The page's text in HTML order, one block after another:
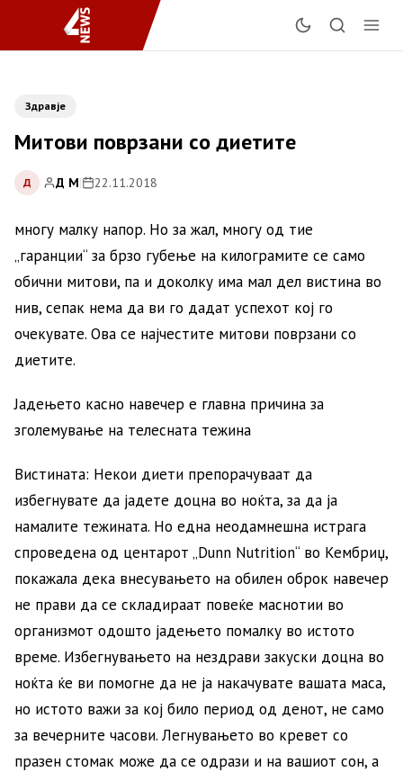
Здравје
Митови поврзани со диетите
Д Д М| 22.11.2018
многу малку напор. Но за жал, многу од тие
„гаранции“ за брзо губење на килограмите се само
обични митови, па и доколку има мал дел вистина во
нив, сепак нема да ви го дадат успехот кој го
очекувате. Ова се најчестите митови поврзани со
диетите.
Јадењето касно навечер е главна причина за
зголемување на телесната тежина
Вистината: Некои диети препорачуваат да
избегнувате да јадете доцна во ноќта, за да ја
намалите тежината. Но една неодамнешна истрага
спроведена од центарот „Dunn Nutrition“ во Кембриџ,
покажала дека внесувањето на обилен оброк навечер
не прави да се складираат повеќе маснотии во
организмот одошто јадењето помалку во истото
време. Избегнувањето на нездрави закуски доцна во
ноќта ќе ви помогне да не ја накачувате вашата маса,
но истото важи за кој било период од денот, не само
за вечерните часови. Легнувањето во кревет со
празен стомак може да се одрази и на вашиот сон, а